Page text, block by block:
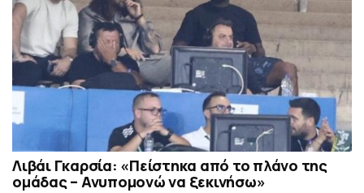
Λιβάι Γκαρσία: «Πείστηκα από το πλάνο της
ομάδας – Ανυπομονώ να ξεκινήσω»